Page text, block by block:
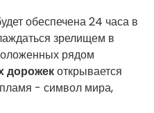
обеспечена 24 часа в
зрелищем в
рядом
дорожекоткрывается
- символ мира,